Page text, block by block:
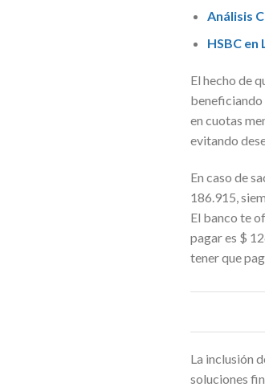
Análisis
HSBC
El hecho de
beneficiando
en cuotas
evitando
En caso de
186.915,
El banco te
pagar es $
tener que
La inclusión
soluciones